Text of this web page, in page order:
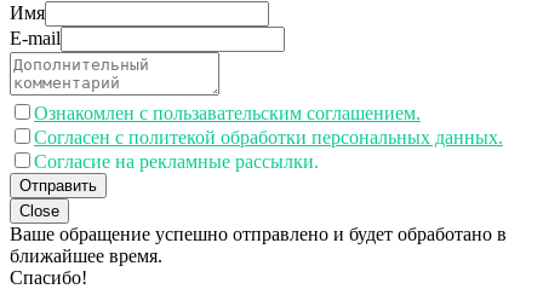
Имя
E-mail
Ознакомлен с пользавательским соглашением.
Согласен с политекой обработки персональных данных.
Согласие на рекламные рассылки.
Отправить
Close
Ваше обращение успешно отправлено и будет обработано в
ближайшее время.
Спасибо!